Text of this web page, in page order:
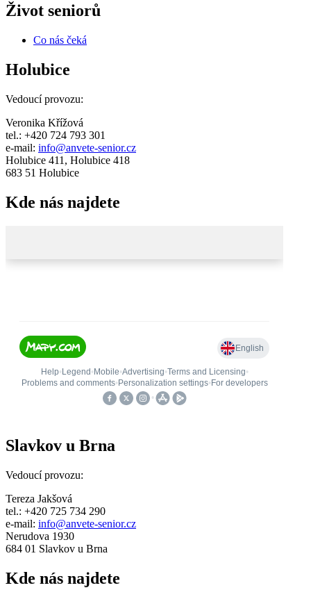
Život seniorů
Co nás čeká
Holubice
Vedoucí provozu:
Veronika Křížová
tel.: +420 724 793 301
e-mail: info@anvete-senior.cz
Holubice 411, Holubice 418
683 51 Holubice
Kde nás najdete
Slavkov u Brna
Vedoucí provozu:
Tereza Jakšová
tel.: +420 725 734 290
e-mail: info@anvete-senior.cz
Nerudova 1930
684 01 Slavkov u Brna
Kde nás najdete